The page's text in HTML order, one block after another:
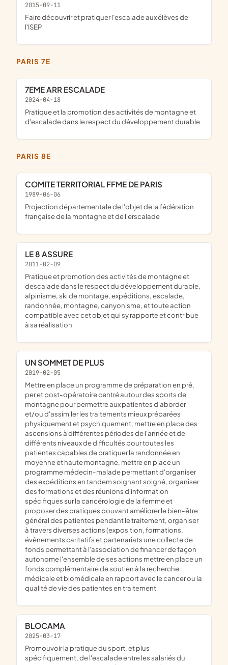
2015-09-11
faire découvrir et pratiquer l'escalade aux élèves de
l'ISEP
PARIS 7E
7EME ARR ESCALADE
2024-04-18
pratique et la promotion des activités de montagne et
d'escalade dans le respect du développement durable
PARIS 8E
COMITE TERRITORIAL FFME DE PARIS
1989-06-06
projection départementale de l'objet de la fédération
française de la montagne et de l'erscalade
LE 8 ASSURE
2011-02-09
pratique et promotion des activités de montagne et
descalade dans le respect du développement durable,
alpinisme, ski de montage, expéditions, escalade,
randonnée, montagne, canyonisme, et toute action
compatible avec cet objet qui sy rapporte et contribue
à sa réalisation
UN SOMMET DE PLUS
2019-02-05
mettre en place un programme de préparation en pré,
per et post-opératoire centré autour des sports de
montagne pour permettre aux patientes d'aborder
et/ou d'assimiler les traitements mieux préparées
physiquement et psychiquement, mettre en place des
ascensions à différentes périodes de l'année et de
différents niveaux de difficultés pour toutes les
patientes capables de pratiquer la randonnée en
moyenne et haute montagne, mettre en place un
programme médecin-malade permettant d'organiser
des expéditions en tandem soignant soigné, organiser
des formations et des réunions d'information
spécifiques sur la cancérologie de la femme et
proposer des pratiques pouvant améliorer le bien-être
général des patientes pendant le traitement, organiser
à travers diverses actions (exposition, formations,
évènements caritatifs et partenariats une collecte de
fonds permettant à l'association de financer de façon
autonome l'ensemble de ses actions mettre en place un
fonds complémentaire de soutien à la recherche
médicale et biomédicale en rapport avec le cancer ou la
qualité de vie des patientes en traitement
BLOCAMA
2025-03-17
promouvoir la pratique du sport, et plus
spécifiquement, de l'escalade entre les salariés du